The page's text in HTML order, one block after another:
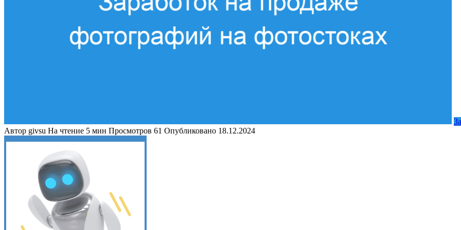
Автор givsu На чтение 5 мин Просмотров 61 Опубликовано 18.12.2024